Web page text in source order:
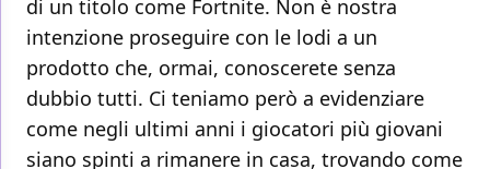
di un titolo come Fortnite. Non è nostra
intenzione proseguire con le lodi a un
prodotto che, ormai, conoscerete senza
dubbio tutti. Ci teniamo però a evidenziare
come negli ultimi anni i giocatori più giovani
siano spinti a rimanere in casa, trovando come